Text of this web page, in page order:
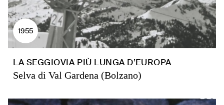
1955
LA SEGGIOVIA PIÙ LUNGA D’EUROPA
Selva di Val Gardena (Bolzano)